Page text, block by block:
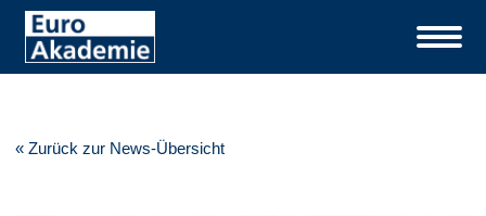
« Zurück zur News-Übersicht